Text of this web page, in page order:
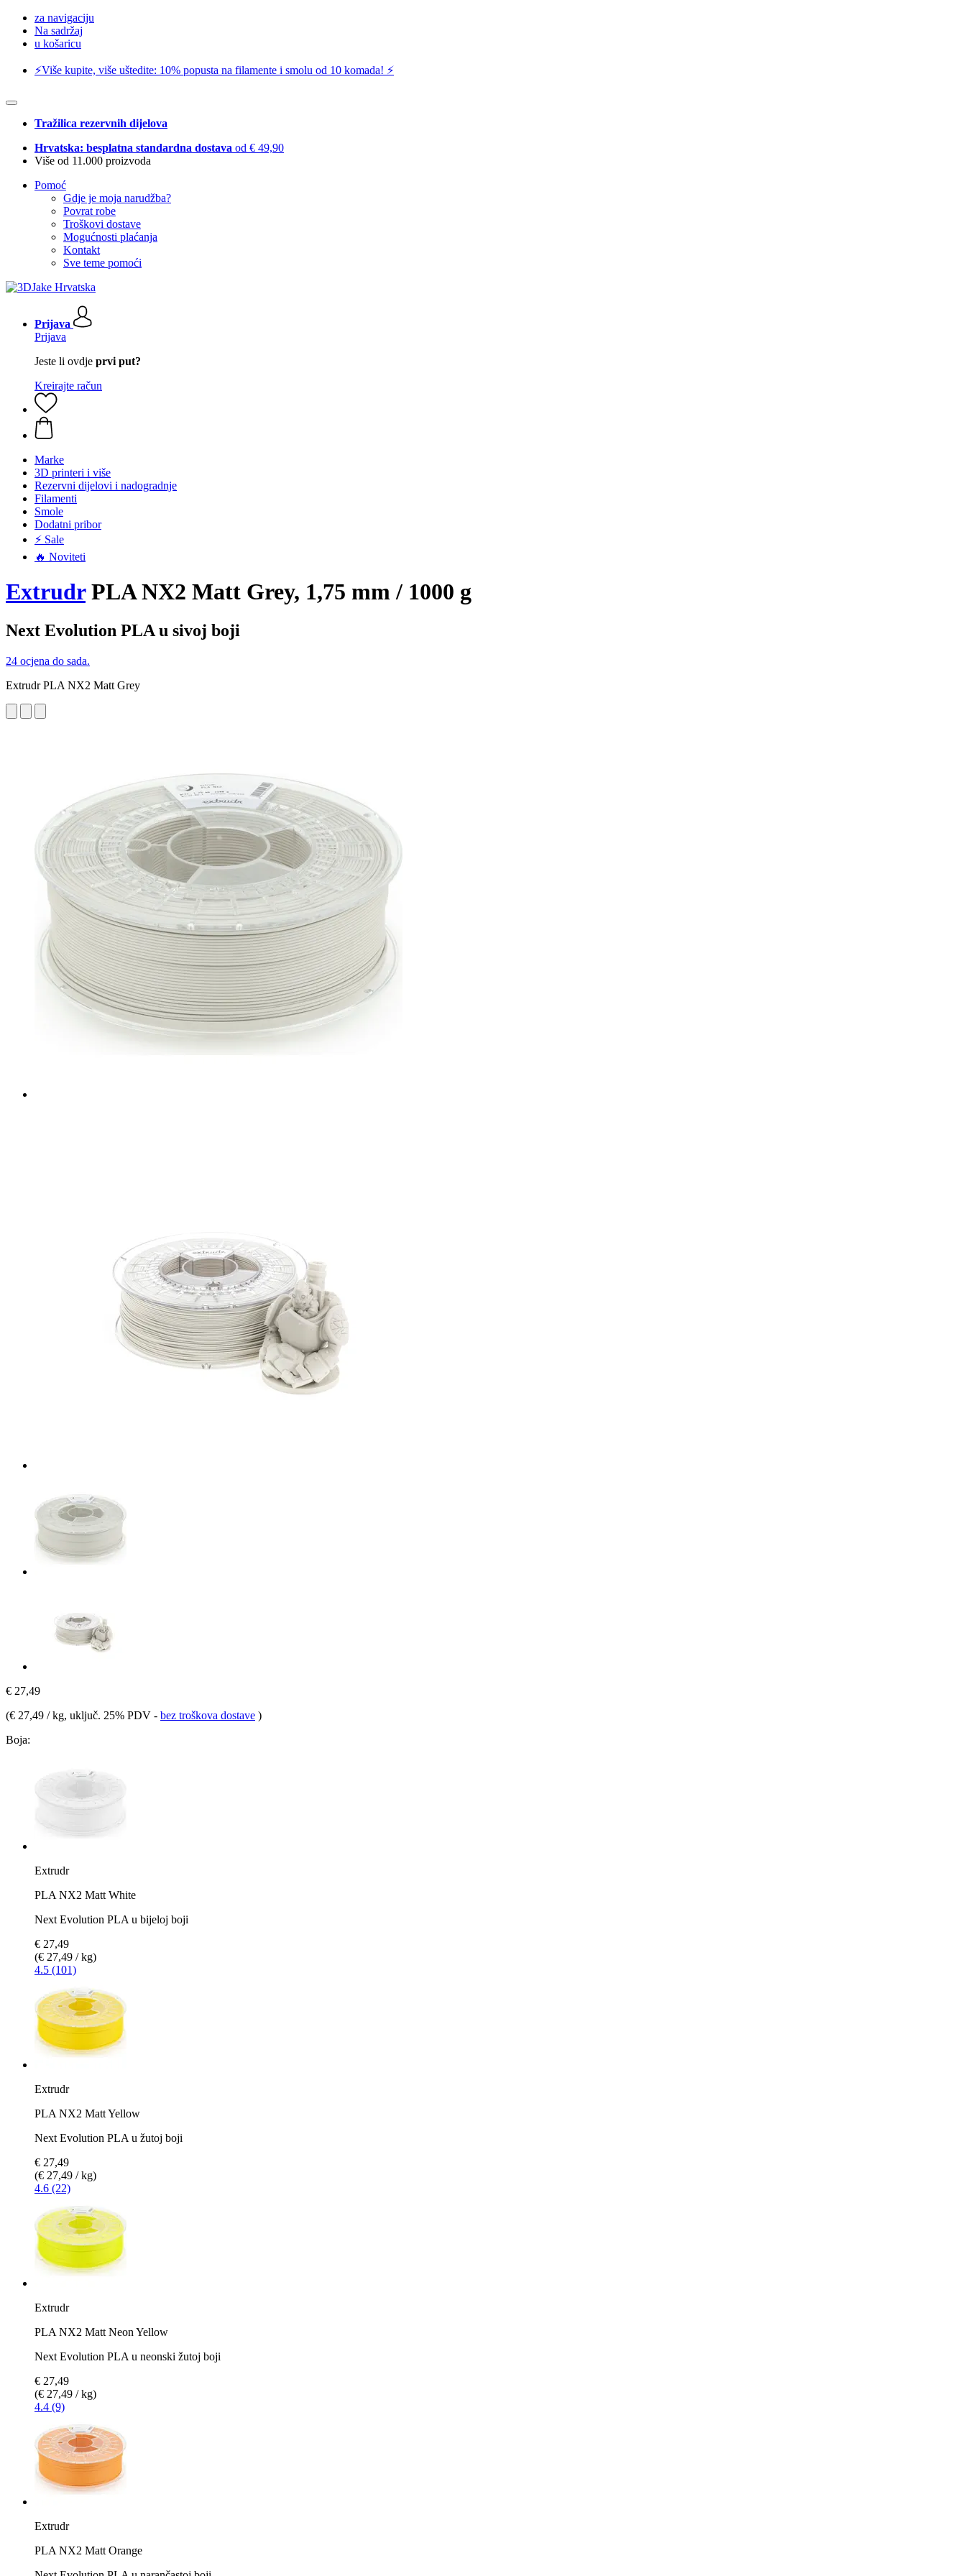
za navigaciju
Na sadržaj
u košaricu
⚡️Više kupite, više uštedite: 10% popusta na filamente i smolu od 10 komada! ⚡️
Tražilica rezervnih dijelova
Hrvatska: besplatna standardna dostava od € 49,90
Više od 11.000 proizvoda
Pomoć
Gdje je moja narudžba?
Povrat robe
Troškovi dostave
Mogućnosti plaćanja
Kontakt
Sve teme pomoći
Prijava
Prijava
Jeste li ovdje prvi put?
Kreirajte račun
Marke
3D printeri i više
Rezervni dijelovi i nadogradnje
Filamenti
Smole
Dodatni pribor
⚡ Sale
🔥 Noviteti
ExtrudrPLA NX2 Matt Grey, 1,75 mm / 1000 g
Next Evolution PLA u sivoj boji
24 ocjena do sada.
Extrudr PLA NX2 Matt Grey
€ 27,49
(€ 27,49 / kg, uključ. 25% PDV - bez troškova dostave )
Boja:
Extrudr
PLA NX2 Matt White
Next Evolution PLA u bijeloj boji
€ 27,49
(€ 27,49 / kg)
4.5 (101)
Extrudr
PLA NX2 Matt Yellow
Next Evolution PLA u žutoj boji
€ 27,49
(€ 27,49 / kg)
4.6 (22)
Extrudr
PLA NX2 Matt Neon Yellow
Next Evolution PLA u neonski žutoj boji
€ 27,49
(€ 27,49 / kg)
4.4 (9)
Extrudr
PLA NX2 Matt Orange